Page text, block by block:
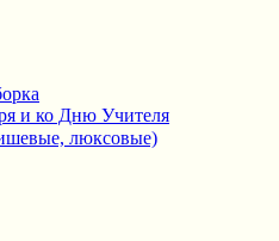
и ко Дню Учителя
люксовые)